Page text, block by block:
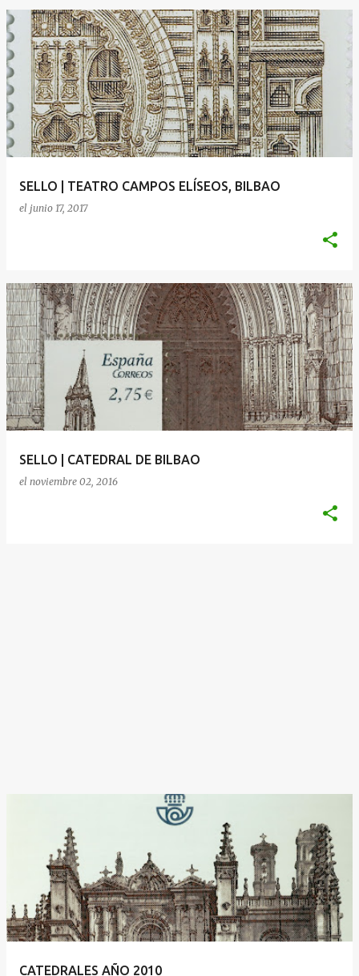
SELLO | TEATRO CAMPOS ELÍSEOS, BILBAO
el junio 17, 2017
SELLO | CATEDRAL DE BILBAO
el noviembre 02, 2016
CATEDRALES AÑO 2010